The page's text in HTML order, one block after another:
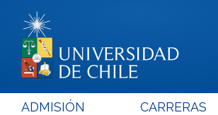
ADMISIÓN CARRERAS